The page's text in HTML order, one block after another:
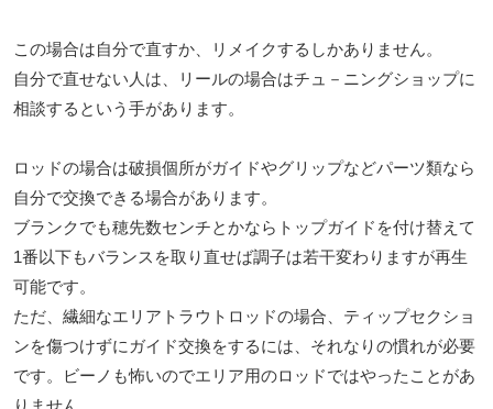
この場合は自分で直すか、リメイクするしかありません。
自分で直せない人は、リールの場合はチュ－ニングショップに
相談するという手があります。
ロッドの場合は破損個所がガイドやグリップなどパーツ類なら
自分で交換できる場合があります。
ブランクでも穂先数センチとかならトップガイドを付け替えて
1番以下もバランスを取り直せば調子は若干変わりますが再生
可能です。
ただ、繊細なエリアトラウトロッドの場合、ティップセクショ
ンを傷つけずにガイド交換をするには、それなりの慣れが必要
です。ビーノも怖いのでエリア用のロッドではやったことがあ
りません。